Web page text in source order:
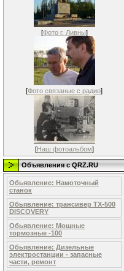
[Фото г. Ливны]
[Фото связаные с радио]
[Наш фотоальбом]
Объявления c QRZ.RU
Обьявление: Намоточный
станок
Обьявление: трансивер TX-500
DISCOVERY
Обьявление: Мощные
тормозные -100
Обьявление: Дизельные
электростанции - запасные
части, ремонт